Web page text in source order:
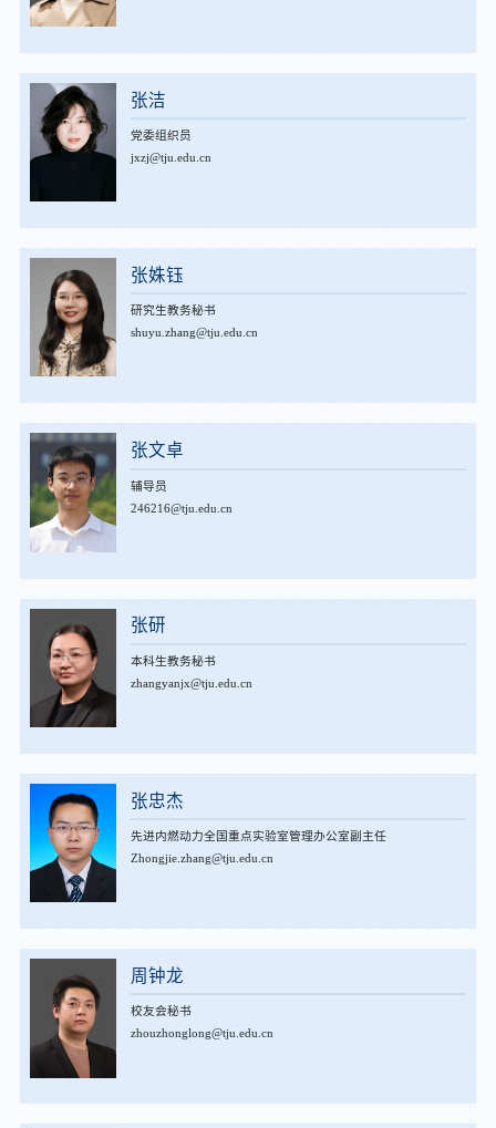
张洁
党委组织员
jxzj@tju.edu.cn
张姝钰
研究生教务秘书
shuyu.zhang@tju.edu.cn
张文卓
辅导员
246216@tju.edu.cn
张研
本科生教务秘书
zhangyanjx@tju.edu.cn
张忠杰
先进内燃动力全国重点实验室管理办公室副主任
Zhongjie.zhang@tju.edu.cn
周钟龙
校友会秘书
zhouzhonglong@tju.edu.cn